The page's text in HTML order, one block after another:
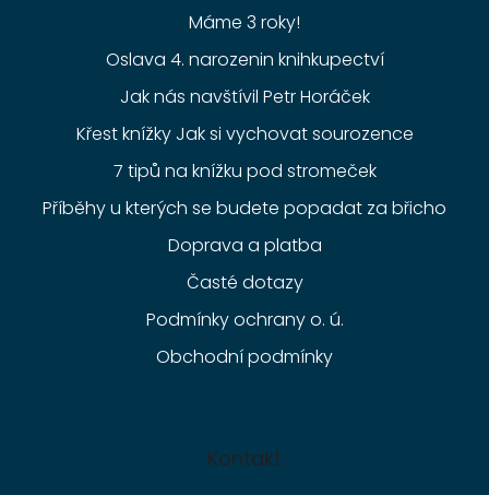
Máme 3 roky!
Oslava 4. narozenin knihkupectví
Jak nás navštívil Petr Horáček
Křest knížky Jak si vychovat sourozence
7 tipů na knížku pod stromeček
Příběhy u kterých se budete popadat za břicho
Doprava a platba
Časté dotazy
Podmínky ochrany o. ú.
Obchodní podmínky
Kontakt